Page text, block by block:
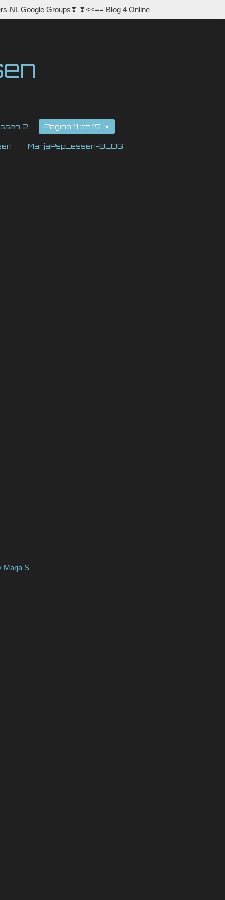
NL Google Groups❣ ❣<<== Blog 4 Online
2 Pagina 11 tm 19
MarjaPspLessen-BLOG
S